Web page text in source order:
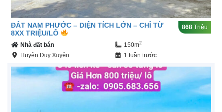
ĐẤT NAM PHƯỚC – DIỆN TÍCH LỚN – CHỈ TỪ
8XX TRIỆU/LÔ
868 Triệu
Nhà đất bán 150m2
Huyện Duy Xuyên 1 tuần trước